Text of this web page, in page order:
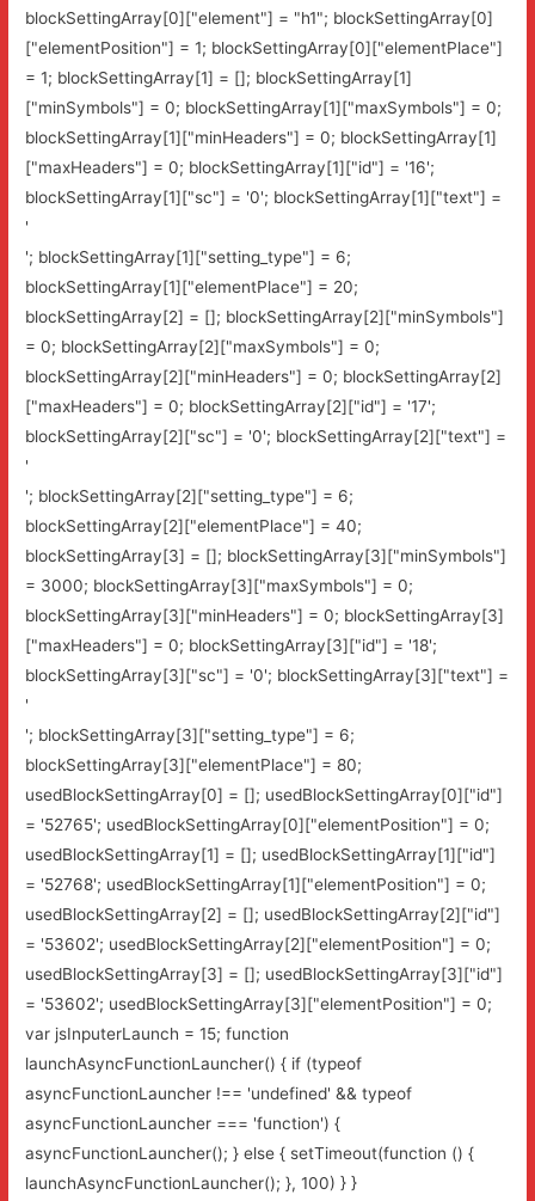
blockSettingArray[0]["element"] = "h1"; blockSettingArray[0]
["elementPosition"] = 1; blockSettingArray[0]["elementPlace"]
= 1; blockSettingArray[1] = []; blockSettingArray[1]
["minSymbols"] = 0; blockSettingArray[1]["maxSymbols"] = 0;
blockSettingArray[1]["minHeaders"] = 0; blockSettingArray[1]
["maxHeaders"] = 0; blockSettingArray[1]["id"] = '16';
blockSettingArray[1]["sc"] = '0'; blockSettingArray[1]["text"] =
'
'; blockSettingArray[1]["setting_type"] = 6;
blockSettingArray[1]["elementPlace"] = 20;
blockSettingArray[2] = []; blockSettingArray[2]["minSymbols"]
= 0; blockSettingArray[2]["maxSymbols"] = 0;
blockSettingArray[2]["minHeaders"] = 0; blockSettingArray[2]
["maxHeaders"] = 0; blockSettingArray[2]["id"] = '17';
blockSettingArray[2]["sc"] = '0'; blockSettingArray[2]["text"] =
'
'; blockSettingArray[2]["setting_type"] = 6;
blockSettingArray[2]["elementPlace"] = 40;
blockSettingArray[3] = []; blockSettingArray[3]["minSymbols"]
= 3000; blockSettingArray[3]["maxSymbols"] = 0;
blockSettingArray[3]["minHeaders"] = 0; blockSettingArray[3]
["maxHeaders"] = 0; blockSettingArray[3]["id"] = '18';
blockSettingArray[3]["sc"] = '0'; blockSettingArray[3]["text"] =
'
'; blockSettingArray[3]["setting_type"] = 6;
blockSettingArray[3]["elementPlace"] = 80;
usedBlockSettingArray[0] = []; usedBlockSettingArray[0]["id"]
= '52765'; usedBlockSettingArray[0]["elementPosition"] = 0;
usedBlockSettingArray[1] = []; usedBlockSettingArray[1]["id"]
= '52768'; usedBlockSettingArray[1]["elementPosition"] = 0;
usedBlockSettingArray[2] = []; usedBlockSettingArray[2]["id"]
= '53602'; usedBlockSettingArray[2]["elementPosition"] = 0;
usedBlockSettingArray[3] = []; usedBlockSettingArray[3]["id"]
= '53602'; usedBlockSettingArray[3]["elementPosition"] = 0;
var jsInputerLaunch = 15; function
launchAsyncFunctionLauncher() { if (typeof
asyncFunctionLauncher !== 'undefined' && typeof
asyncFunctionLauncher === 'function') {
asyncFunctionLauncher(); } else { setTimeout(function () {
launchAsyncFunctionLauncher(); }, 100) } }